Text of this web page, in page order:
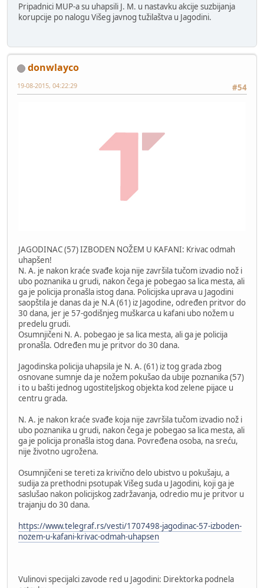
Pripadnici MUP-a su uhapsili J. M. u nastavku akcije suzbijanja
korupcije po nalogu Višeg javnog tužilaštva u Jagodini.
donwlayco
#54
19-08-2015, 04:22:29
JAGODINAC (57) IZBODEN NOŽEM U KAFANI: Krivac odmah
uhapšen!
N. A. je nakon kraće svađe koja nije završila tučom izvadio nož i
ubo poznanika u grudi, nakon čega je pobegao sa lica mesta, ali
ga je policija pronašla istog dana. Policijska uprava u Jagodini
saopštila je danas da je N.A (61) iz Jagodine, određen pritvor do
30 dana, jer je 57-godišnjeg muškarca u kafani ubo nožem u
predelu grudi.
Osumnjičeni N. A. pobegao je sa lica mesta, ali ga je policija
pronašla. Određen mu je pritvor do 30 dana.
Jagodinska policija uhapsila je N. A. (61) iz tog grada zbog
osnovane sumnje da je nožem pokušao da ubije poznanika (57)
i to u bašti jednog ugostiteljskog objekta kod zelene pijace u
centru grada.
N. A. je nakon kraće svađe koja nije završila tučom izvadio nož i
ubo poznanika u grudi, nakon čega je pobegao sa lica mesta, ali
ga je policija pronašla istog dana. Povređena osoba, na sreću,
nije životno ugrožena.
Osumnjičeni se tereti za krivično delo ubistvo u pokušaju, a
sudija za prethodni psotupak Višeg suda u Jagodini, koji ga je
saslušao nakon policijskog zadržavanja, odredio mu je pritvor u
trajanju do 30 dana.
https://www.telegraf.rs/vesti/1707498-jagodinac-57-izboden-
nozem-u-kafani-krivac-odmah-uhapsen
Vulinovi specijalci zavode red u Jagodini: Direktorka podnela